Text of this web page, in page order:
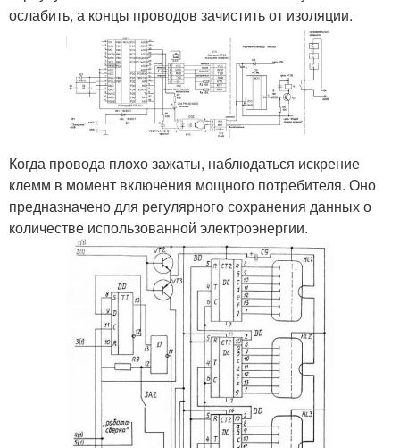
ослабить, а концы проводов зачистить от изоляции.
Когда провода плохо зажаты, наблюдаться искрение
клемм в момент включения мощного потребителя. Оно
предназначено для регулярного сохранения данных о
количестве использованной электроэнергии.